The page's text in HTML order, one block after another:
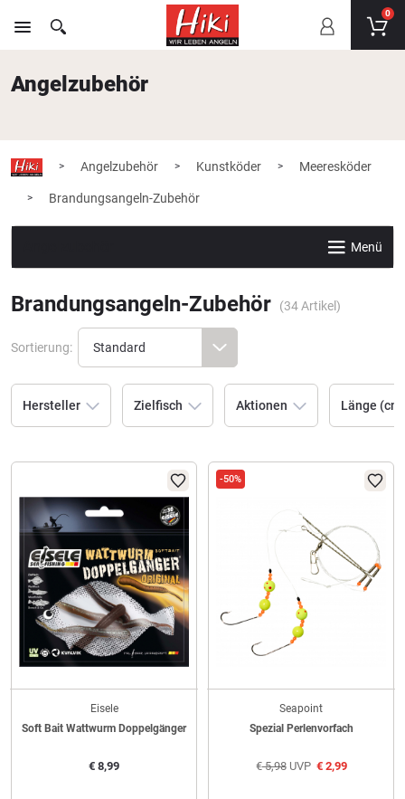
0
Angelzubehör
> Angelzubehör > Kunstköder > Meeresköder
> Brandungsangeln-Zubehör
Menü
Brandungsangeln-Zubehör (34 Artikel)
Sortierung:
Hersteller Zielfisch Aktionen Länge (cm)
Eisele
Soft Bait Wattwurm Doppelgänger
€ 8,99
-50%
Seapoint
Spezial Perlenvorfach
€5,98UVP €2,99